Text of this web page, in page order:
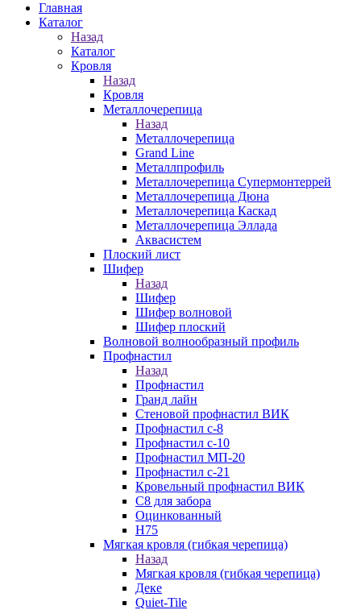
Главная
Каталог
Назад
Каталог
Кровля
Назад
Кровля
Металлочерепица
Назад
Металлочерепица
Grand Line
Металлпрофиль
Металлочерепица Супермонтеррей
Металлочерепица Дюна
Металлочерепица Каскад
Металлочерепица Эллада
Аквасистем
Плоский лист
Шифер
Назад
Шифер
Шифер волновой
Шифер плоский
Волновой волнообразный профиль
Профнастил
Назад
Профнастил
Гранд лайн
Стеновой профнастил ВИК
Профнастил с-8
Профнастил с-10
Профнастил МП-20
Профнастил с-21
Кровельный профнастил ВИК
С8 для забора
Оцинкованный
Н75
Мягкая кровля (гибкая черепица)
Назад
Мягкая кровля (гибкая черепица)
Деке
Quiet-Tile